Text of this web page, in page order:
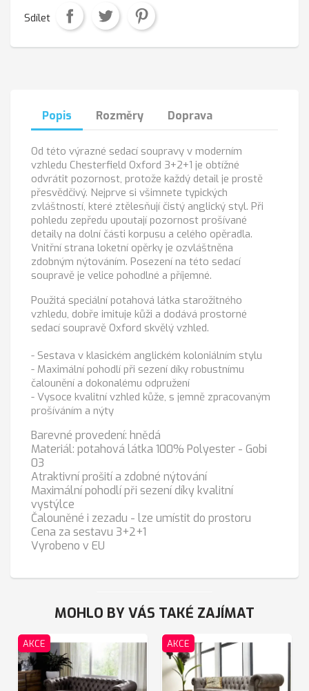
Sdílet
Popis Rozměry Doprava
Od této výrazné sedací soupravy v moderním
vzhledu Chesterfield Oxford 3+2+1 je obtížné
odvrátit pozornost, protože každý detail je prostě
přesvědčivý. Nejprve si všimnete typických
zvláštností, které ztělesňují čistý anglický styl. Při
pohledu zepředu upoutají pozornost prošívané
detaily na dolní části korpusu a celého opěradla.
Vnitřní strana loketní opěrky je ozvláštněna
zdobným nýtováním. Posezení na této sedací
soupravě je velice pohodlné a příjemné.
Použitá speciální potahová látka starožitného
vzhledu, dobře imituje kůži a dodává prostorné
sedací soupravě Oxford skvělý vzhled.
- Sestava v klasickém anglickém koloniálním stylu
- Maximální pohodlí při sezení díky robustnímu
čalounění a dokonalému odpružení
- Vysoce kvalitní vzhled kůže, s jemně zpracovaným
prošíváním a nýty
Barevné provedení: hnědá
Materiál: potahová látka 100% Polyester - Gobi
03
Atraktivní prošití a zdobné nýtování
Maximální pohodlí při sezení díky kvalitní
vystýlce
Čalouněné i zezadu - lze umístit do prostoru
Cena za sestavu 3+2+1
Vyrobeno v EU
MOHLO BY VÁS TAKÉ ZAJÍMAT
AKCE AKCE